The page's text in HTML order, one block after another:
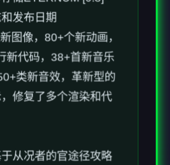
新代码，38+首新音乐
类新音效，革新型的
修复了多个渲染和代
从况者的官途径攻略
，我做了独些补充、